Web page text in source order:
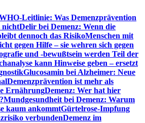
Leitlinie: Was Demenzprävention
nichtDelir bei Demenz: Wenn die
dennoch das RisikoMenschen mit
gegen Hilfe – sie wehren sich gegen
und -bewußtsein werden Teil der
kann Hinweise geben – ersetzt
Glucosamin bei Alzheimer: Neue
Demenzprävention ist mehr als
ErnährungDemenz: Wer hat hier
Mundgesundheit bei Demenz: Warum
kaum ankommtGürtelrose-Impfung
verbundenDemenz im